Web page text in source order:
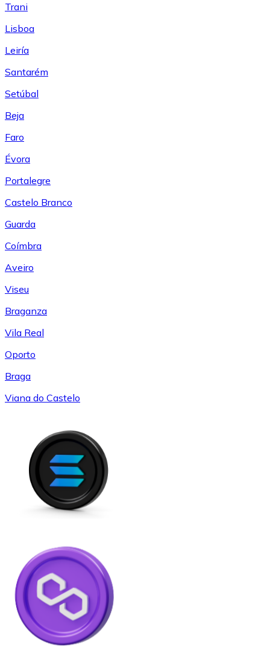
Trani
Lisboa
Leiría
Santarém
Setúbal
Beja
Faro
Évora
Portalegre
Castelo Branco
Guarda
Coímbra
Aveiro
Viseu
Braganza
Vila Real
Oporto
Braga
Viana do Castelo